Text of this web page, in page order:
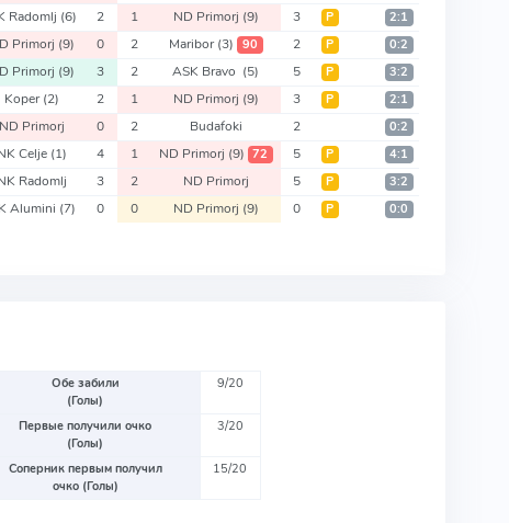
Radomlj (6) 2 1 ND Primorj (9) 3 Р 2:1
Primorj (9) 0 2 Maribor(3) 90 2 Р 0:2
Primorj (9) 3 2 ASK Bravo (5) 5 Р 3:2
Koper(2) 2 1 ND Primorj (9) 3 Р 2:1
ND Primorj 0 2 Budafoki 2 0:2
Celje (1) 4 1 ND Primorj (9) 72 5 Р 4:1
Radomlj 3 2 ND Primorj 5 Р 3:2
Alumini (7) 0 0 ND Primorj (9) 0 Р 0:0
Обе забили
(Голы)
9/20
Первые получили очко
(Голы)
3/20
Соперник первым получил
очко (Голы)
15/20